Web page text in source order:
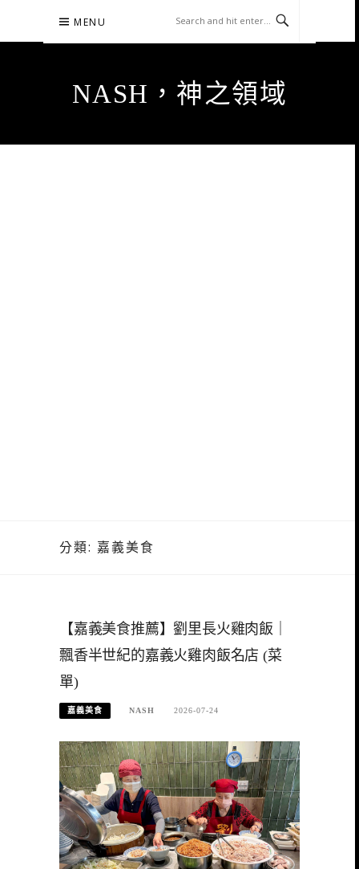
content
MENU
NASH，神之領域
分類: 嘉義美食
【嘉義美食推薦】劉里長火雞肉飯｜
飄香半世紀的嘉義火雞肉飯名店 (菜
單)
嘉義美食 NASH 2026-07-24